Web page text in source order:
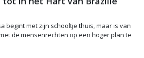
begint met zijn schooltje thuis, maar is van
de mensenrechten op een hoger plan te